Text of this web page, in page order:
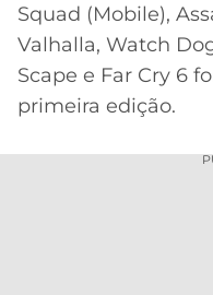
Squad (Mobile),
Valhalla, Watch
Scape e Far Cry 6
primeira edição.